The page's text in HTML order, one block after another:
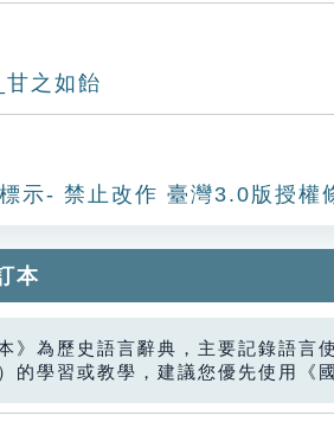
之如飴
示- 禁止改作 臺灣3.0版授權
本
》為歷史語言辭典，主要記錄語
的學習或教學，建議您優先使用《